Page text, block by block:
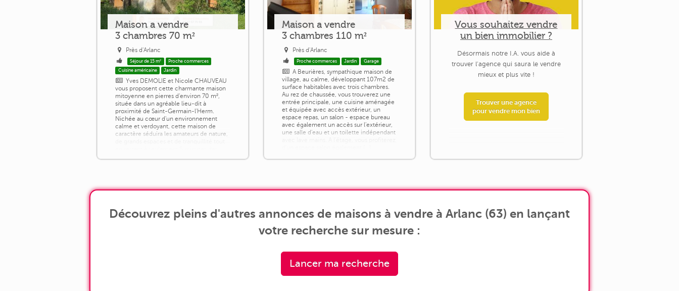
Maison a vendre
3 chambres 70 m²
Près d'Arlanc
Séjour de 15 m²
Proche commerces
Cuisine américaine
Jardin
Yves DEMOLIE et Nicole CHAUVEAU
vous proposent cette charmante maison
mitoyenne en pierres d'environ 70 m²,
située dans un agréable lieu-dit à
proximité de Saint-Germain-l'Herm.
Nichée au cœur d'un environnement
calme et verdoyant, cette maison de
caractère séduira les amateurs de nature,
Maison a vendre
3 chambres 110 m²
Près d'Arlanc
Proche commerces Jardin Garage
A Beurières, sympathique maison de
village, au calme, développant 107m2 de
surface habitables avec trois chambres.
Au rez de chaussée, vous trouverez une
entrée principale, une cuisine aménagée
et équipée avec accès extérieur, un
espace repas, un salon - espace bureau
avec également un accès sur l'extérieur,
une salle d'eau et un toilette indépendant
Vous souhaitez vendre
un bien immobilier ?
Désormais notre I.A. vous aide à
trouver l'agence qui saura le vendre
mieux et plus vite !
Trouver une agence
pour vendre mon bien
Découvrez pleins d'autres annonces de maisons à vendre à Arlanc (63) en lançant
votre recherche sur mesure :
Lancer ma recherche